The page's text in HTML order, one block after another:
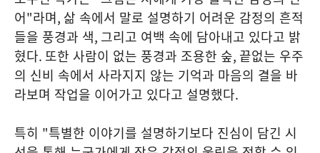
어"라며, 삶 속에서 말로 설명하기 어려운 감정의 흔적
들을 풍경과 색, 그리고 여백 속에 담아내고 있다고 밝
혔다. 또한 사람이 없는 풍경과 조용한 숲, 끝없는 우주
의 신비 속에서 사라지지 않는 기억과 마음의 결을 바
라보며 작업을 이어가고 있다고 설명했다.
특히 "특별한 이야기를 설명하기보다 진심이 담긴 시